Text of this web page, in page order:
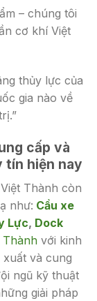
– chúng tôi
cơ khí Việt
thủy lực của
gia nào về
cấp và
tín hiện nay
Việt Thành còn
như: Cầu xe
Lực, Dock
Thành với kinh
và cung
ngũ kỹ thuật
giải pháp